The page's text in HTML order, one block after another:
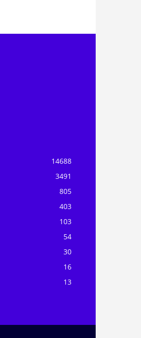
14688
3491
805
403
103
54
30
16
13